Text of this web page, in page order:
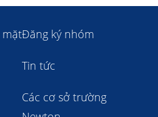
Đăng ký nhóm
Tin tức
Các cơ sở trường